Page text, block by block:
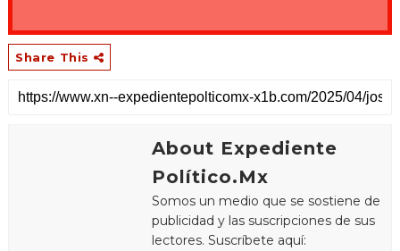
Share This
About Expediente
Político.Mx
Somos un medio que se sostiene de
publicidad y las suscripciones de sus
lectores. Suscríbete aquí: